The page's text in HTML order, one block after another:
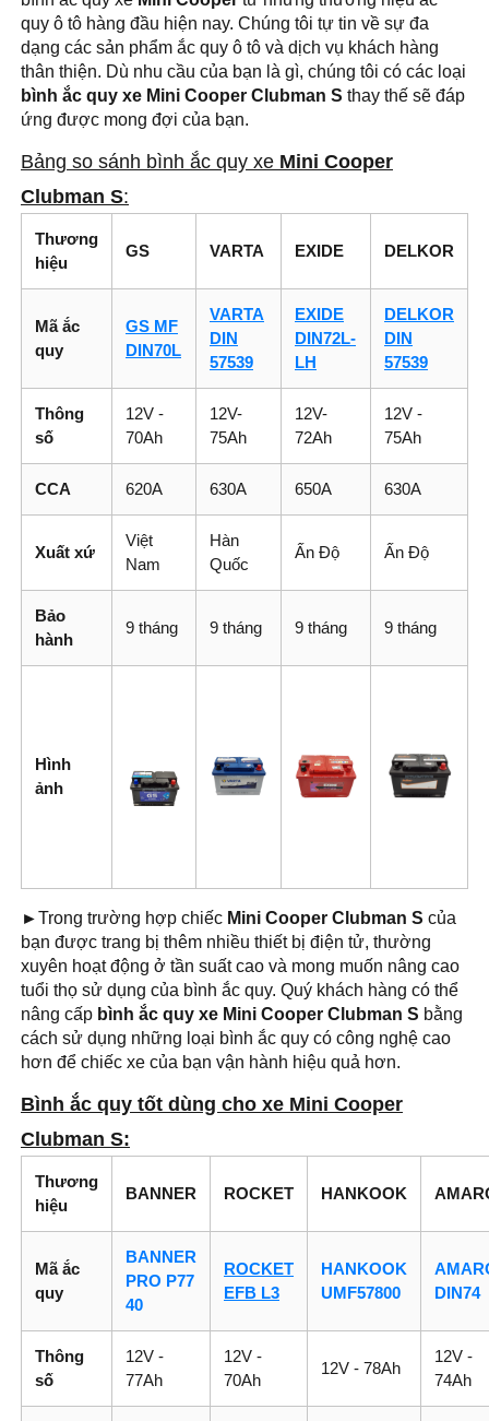
quy ô tô hàng đầu hiện nay. Chúng tôi tự tin về sự đa
dạng các sản phẩm ắc quy ô tô và dịch vụ khách hàng
thân thiện. Dù nhu cầu của bạn là gì, chúng tôi có các loại
bình ắc quy xe Mini Cooper Clubman S thay thế sẽ đáp
ứng được mong đợi của bạn.
Bảng so sánh bình ắc quy xe Mini Cooper
Clubman S:
Thương
hiệu
GS VARTA EXIDE DELKOR
Mã ắc
quy
GS MF
DIN70L
VARTA
DIN
57539
EXIDE
DIN72L-
LH
DELKOR
DIN
57539
Thông
số
12V -
70Ah
12V-
75Ah
12V-
72Ah
12V -
75Ah
CCA 620A 630A 650A 630A
Xuất xứ
Việt
Nam
Hàn
Quốc
Ấn Độ Ấn Độ
Bảo
hành
9 tháng 9 tháng 9 tháng 9 tháng
Hình
ảnh
►Trong trường hợp chiếc Mini Cooper Clubman S của
bạn được trang bị thêm nhiều thiết bị điện tử, thường
xuyên hoạt động ở tần suất cao và mong muốn nâng cao
tuổi thọ sử dụng của bình ắc quy. Quý khách hàng có thể
nâng cấp bình ắc quy xe Mini Cooper Clubman S bằng
cách sử dụng những loại bình ắc quy có công nghệ cao
hơn để chiếc xe của bạn vận hành hiệu quả hơn.
Bình ắc quy tốt dùng cho xe Mini Cooper
Clubman S:
Thương
hiệu
BANNER ROCKET HANKOOK
Mã ắc
quy
BANNER
PRO P77
40
ROCKET
EFB L3
HANKOOK
UMF57800
DIN74
Thông
số
12V -
77Ah
12V -
70Ah
12V - 78Ah
12V -
74Ah